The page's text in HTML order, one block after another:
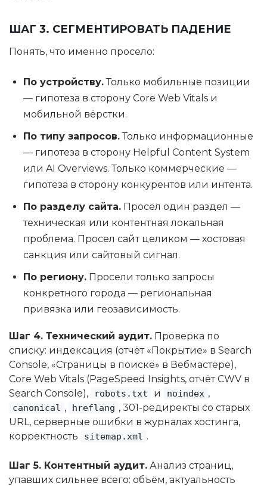
ШАГ 3. СЕГМЕНТИРОВАТЬ ПАДЕНИЕ
Понять, что именно просело:
По устройству.Только мобильные позиции
— гипотеза в сторону Core Web Vitals и
мобильной вёрстки.
По типу запросов.Только информационные
— гипотеза в сторону Helpful Content System
или AI Overviews. Только коммерческие —
гипотеза в сторону конкурентов или интента.
По разделу сайта. Просел один раздел —
техническая или контентная локальная
проблема. Просел сайт целиком — хостовая
санкция или сайтовый сигнал.
По региону. Просели только запросы
конкретного города — региональная
привязка или геозависимость.
Шаг 4. Технический аудит. Проверка по
списку: индексация (отчёт «Покрытие» в Search
Console, «Страницы в поиске» в Вебмастере),
Core Web Vitals (PageSpeed Insights, отчёт CWV в
Search Console),
robots.txt и noindex ,
canonical , hreflang , 301-редиректы со старых
URL, серверные ошибки в журналах хостинга,
корректность
sitemap.xml .
Шаг 5. Контентный аудит. Анализ страниц,
упавших сильнее всего: объём, актуальность